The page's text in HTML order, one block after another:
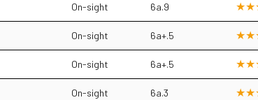
On-sight 6a.9
On-sight 6a+.5
On-sight 6a+.5
On-sight 6a.3